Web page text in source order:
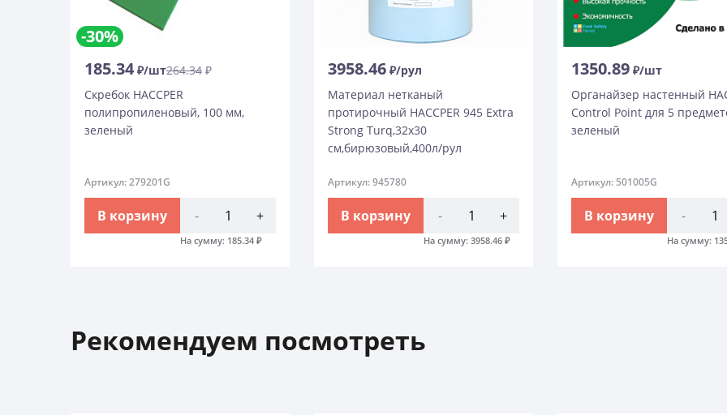
-30%
185.34 ₽/шт264.34 ₽
Скребок HACCPER
полипропиленовый, 100 мм,
зеленый
Артикул: 279201G
В корзину - +
На сумму: 185.34 ₽
3958.46 ₽/рул
Материал нетканый
протирочный HACCPER 945 Extra
Strong Turq,32х30
см,бирюзовый,400л/рул
Артикул: 945780
В корзину - +
На сумму: 3958.46 ₽
1350.89 ₽/шт
Органайзер настенный
Control Point для 5
зеленый
Артикул: 501005G
В корзину -
На сумму:
Рекомендуем посмотреть